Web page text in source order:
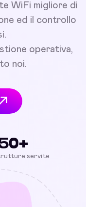
WiFi migliore di
ed il controllo
operativa,
noi.
servite